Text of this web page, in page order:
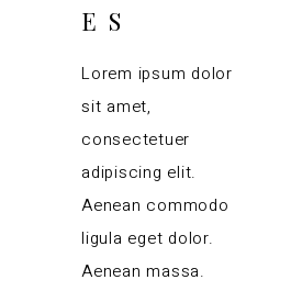
ES
Lorem ipsum dolor
sit amet,
consectetuer
adipiscing elit.
Aenean commodo
ligula eget dolor.
Aenean massa.